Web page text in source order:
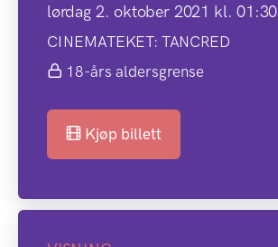
lørdag 2. oktober 2021 kl. 01:30
CINEMATEKET: TANCRED
18-års aldersgrense
Kjøp billett